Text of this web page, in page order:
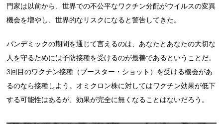
門家は以前から、世界での不公平なワクチン分配がウイルスの変異
機会を増やし、世界的なリスクになると警告してきた。
パンデミックの期間を通じて言えるのは、あなたとあなたの大切な
人を守るためには予防接種を受けるのが最善であるということだ。
3回目のワクチン接種（ブースター・ショット）を受ける機会があ
るのなら接種しよう。オミクロン株に対してはワクチン効果が低下
する可能性はあるが、効果が完全に無くなることはないだろう。